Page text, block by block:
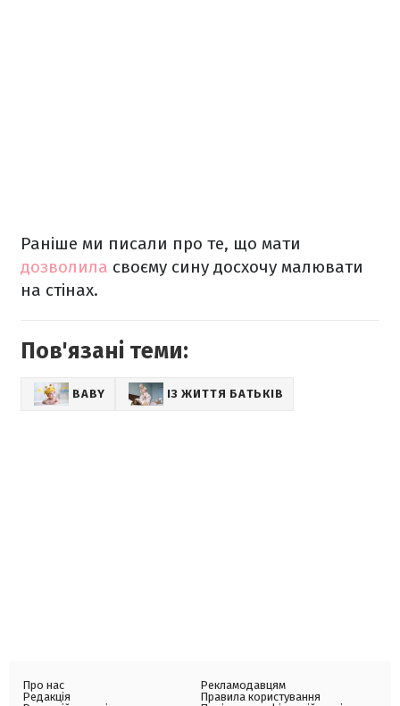
Раніше ми писали про те, що мати
дозволила своєму сину досхочу малювати
на стінах.
Пов'язані теми:
BABY ІЗ ЖИТТЯ БАТЬКІВ
Про нас
Редакція
Рекламодавцям
Правила користування